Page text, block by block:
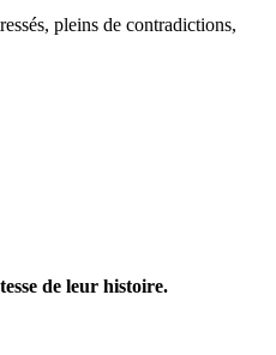
pleins de contradictions,
de leur histoire.